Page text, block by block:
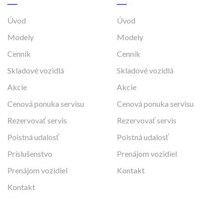
Úvod
Modely
Cenník
Skladové vozidlá
Akcie
Cenová ponuka servisu
Rezervovať servis
Poistná udalosť
Príslušenstvo
Prenájom vozidiel
Kontakt
Úvod
Modely
Cenník
Skladové vozidlá
Akcie
Cenová ponuka servisu
Rezervovať servis
Poistná udalosť
Prenájom vozidiel
Kontakt